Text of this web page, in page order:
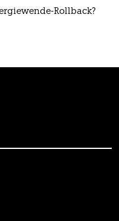
Rollback?